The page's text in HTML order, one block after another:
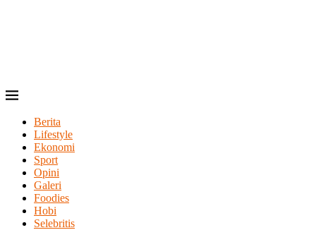
Berita
Lifestyle
Ekonomi
Sport
Opini
Galeri
Foodies
Hobi
Selebritis